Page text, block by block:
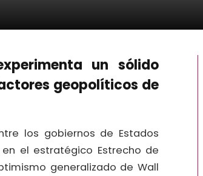
un sólido
geopolíticos de
los gobiernos de Estados
el estratégico Estrecho de
generalizado de Wall